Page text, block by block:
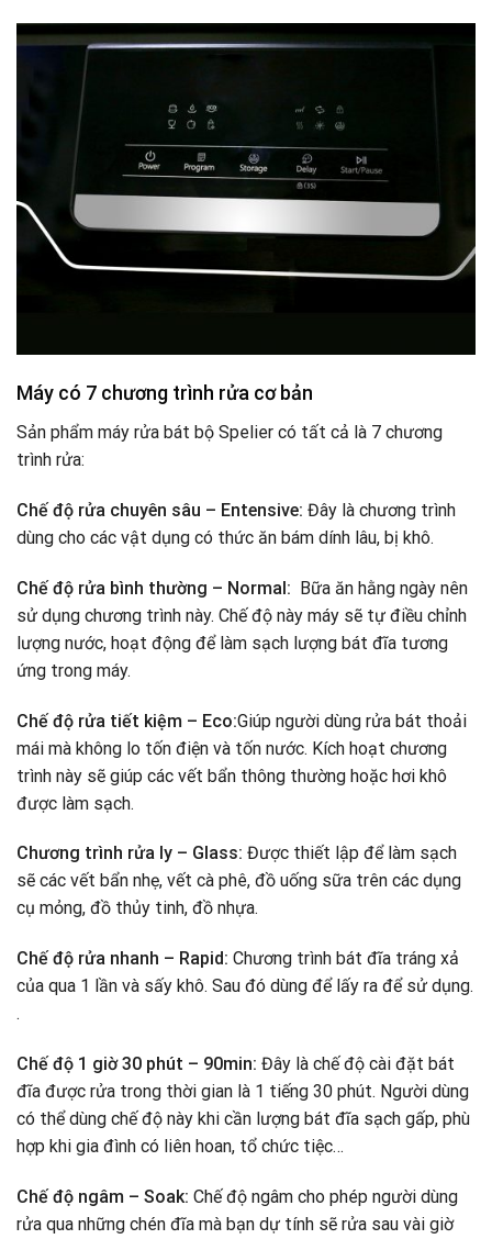
Máy có 7 chương trình rửa cơ bản
Sản phẩm máy rửa bát bộ Spelier có tất cả là 7 chương
trình rửa:
Chế độ rửa chuyên sâu – Entensive: Đây là chương trình
dùng cho các vật dụng có thức ăn bám dính lâu, bị khô.
Chế độ rửa bình thường – Normal: Bữa ăn hằng ngày nên
sử dụng chương trình này. Chế độ này máy sẽ tự điều chỉnh
lượng nước, hoạt động để làm sạch lượng bát đĩa tương
ứng trong máy.
Chế độ rửa tiết kiệm – Eco:Giúp người dùng rửa bát thoải
mái mà không lo tốn điện và tốn nước. Kích hoạt chương
trình này sẽ giúp các vết bẩn thông thường hoặc hơi khô
được làm sạch.
Chương trình rửa ly – Glass: Được thiết lập để làm sạch
sẽ các vết bẩn nhẹ, vết cà phê, đồ uống sữa trên các dụng
cụ mỏng, đồ thủy tinh, đồ nhựa.
Chế độ rửa nhanh – Rapid: Chương trình bát đĩa tráng xả
của qua 1 lần và sấy khô. Sau đó dùng để lấy ra để sử dụng.
.
Chế độ 1 giờ 30 phút – 90min: Đây là chế độ cài đặt bát
đĩa được rửa trong thời gian là 1 tiếng 30 phút. Người dùng
có thể dùng chế độ này khi cần lượng bát đĩa sạch gấp, phù
hợp khi gia đình có liên hoan, tổ chức tiệc…
Chế độ ngâm – Soak: Chế độ ngâm cho phép người dùng
rửa qua những chén đĩa mà bạn dự tính sẽ rửa sau vài giờ